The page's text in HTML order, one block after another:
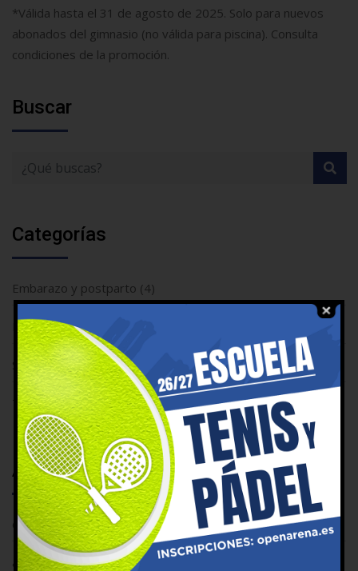
*Válida hasta el 31 de agosto de 2025. Solo para nuevos
abonados del gimnasio (no válida para piscina). Consulta
condiciones de la promoción.
Buscar
Categorías
Embarazo y postparto (4)
Fitness(7)
Sin Categoría(6)
Tenis(2)
Archivos
diciembre 2025(1)
agosto 2025(1)